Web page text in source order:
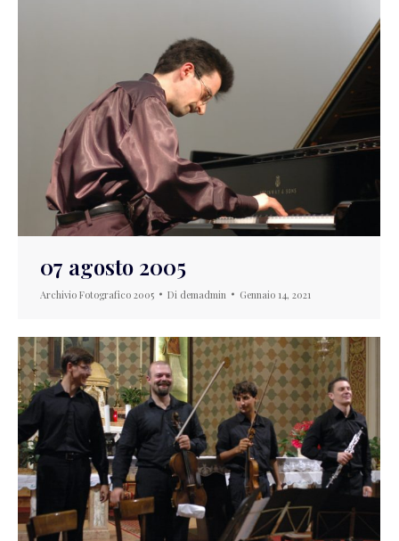
07 agosto 2005
Archivio Fotografico 2005 Di demadmin Gennaio 14, 2021